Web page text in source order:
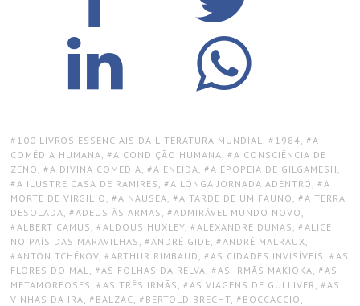
TAGS:
100 LIVROS ESSENCIAIS DA LITERATURA MUNDIAL, 1984, A
COMÉDIA HUMANA, A CONDIÇÃO HUMANA, A CONSCIÊNCIA DE
ZENO , A DIVINA COMÉDIA, A ENEIDA, A EPOPÉIA DE GILGAMESH ,
A ILUSTRE CASA DE RAMIRES , A LONGA JORNADA ADENTRO , A
MORTE DE VIRGILIO , A NÁUSEA, A TARDE DE UM FAUNO , A TERRA
DESOLADA, ADEUS ÀS ARMAS , ADMIRÁVEL MUNDO NOVO ,
ALBERT CAMUS , ALDOUS HUXLEY, ALEXANDRE DUMAS , ALICE
NO PAÍS DAS MARAVILHAS , ANDRÉ GIDE, ANDRÉ MALRAUX,
ANTON TCHÉKOV, ARTHUR RIMBAUD , AS CIDADES INVISÍVEIS , AS
FLORES DO MAL, AS FOLHAS DA RELVA, AS IRMÃS MAKIOKA, AS
METAMORFOSES , AS TRÊS IRMÃS , AS VIAGENS DE GULLIVER, AS
VINHAS DA IRA, BALZAC, BERTOLD BRECHT, BOCCACCIO ,